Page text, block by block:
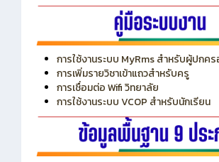
การใช้งานระบบ MyRms สำหรับผู้ปกค
การเพิ่มรายวิชาเข้าแถวสำหรับครู
การเชื่อมต่อ Wifi วิทยาลัย
การใช้งานระบบ VCOP สำหรับนักเรียน